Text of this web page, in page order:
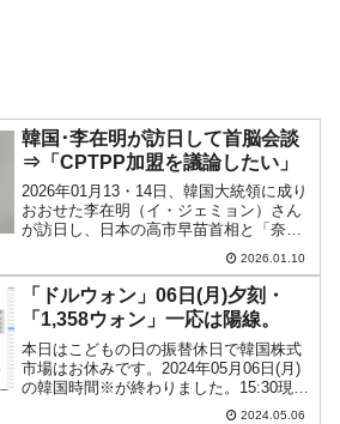
韓国･李在明が訪日して首脳会談
⇒「CPTPP加盟を議論したい」
2026年01月13・14日、韓国大統領に成り
おおせた李在明（イ・ジェミョン）さん
が訪日し、日本の高市早苗首相と「奈
良」で首脳会談を行います。よく分から
ないのは、李在明（イ・ジェミョン）さ
んの方が「高市総理の地元である奈良」
での会談を希望し...
2026.01.10
「ドルウォン」06日(月)夕刻・
「1,358ウォン」一応は陽線。
本日はこどもの日の振替休日で韓国株式
市場はお休みです。2024年05月06日(月)
の韓国時間※が終わりました。15:30現
在、ドルウォンのチャートは以下のよう
2024.05.06